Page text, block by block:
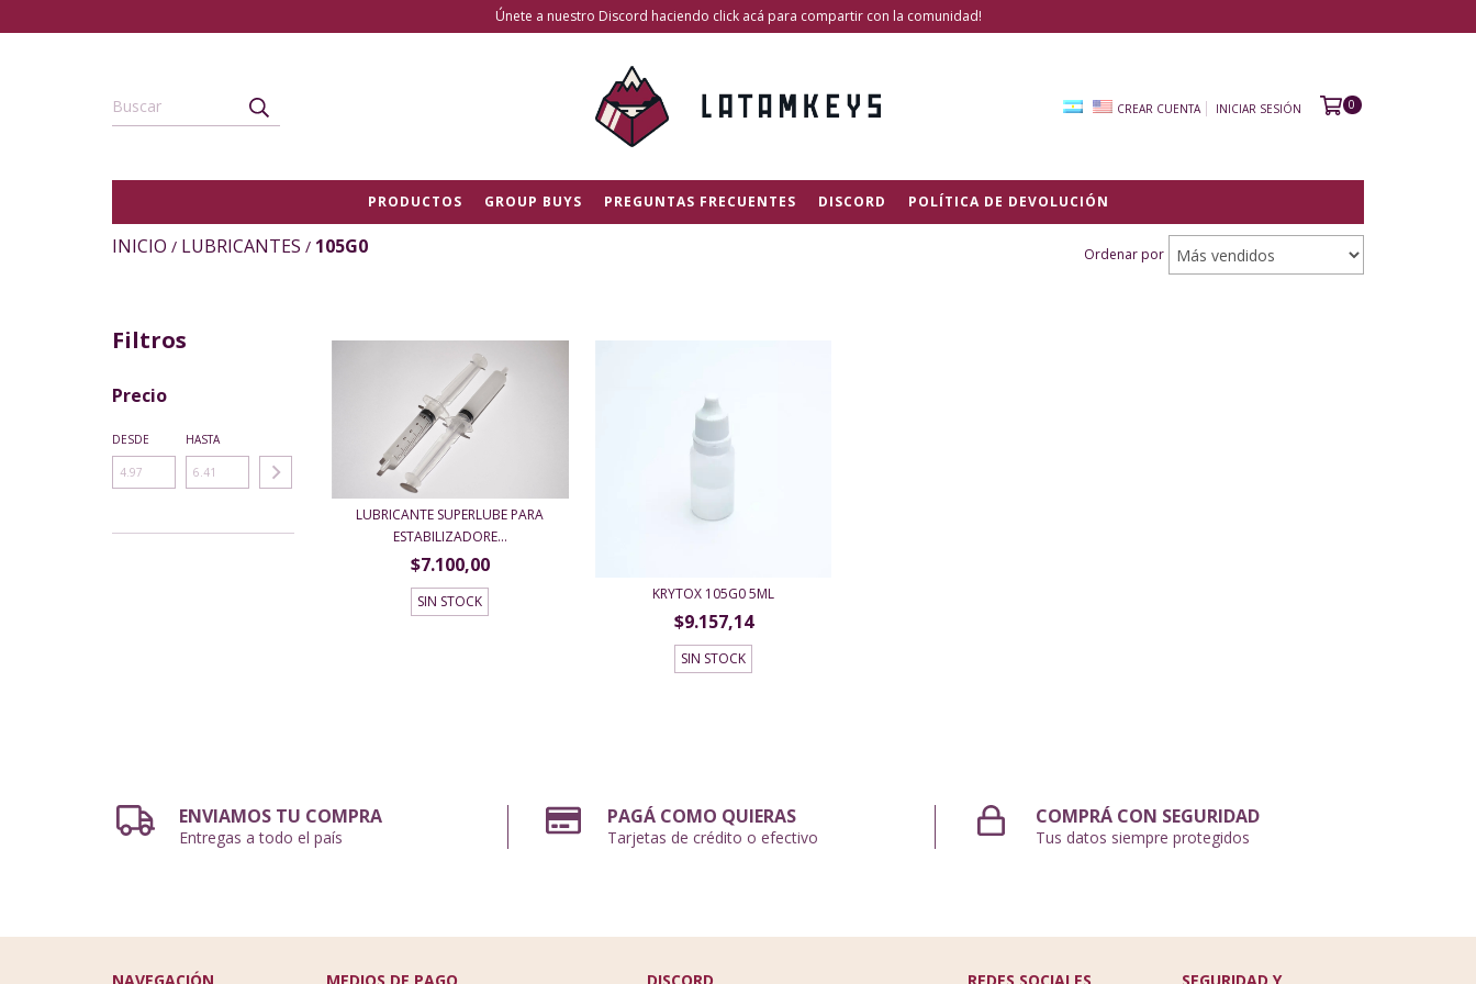
Únete a nuestro Discord haciendo click acá para compartir con la comunidad!
CREAR CUENTA INICIAR SESIÓN 0
PRODUCTOS GROUP BUYS PREGUNTAS FRECUENTES DISCORD POLÍTICA DE DEVOLUCIÓN
INICIO / LUBRICANTES / 105G0 Ordenar por
Filtros
Precio
DESDE HASTA
LUBRICANTE SUPERLUBE PARA
ESTABILIZADORE...
$7.100,00
SIN STOCK KRYTOX 105G0 5ML
$9.157,14
SIN STOCK
ENVIAMOS TU COMPRA
Entregas a todo el país
PAGÁ COMO QUIERAS
Tarjetas de crédito o efectivo
COMPRÁ CON SEGURIDAD
Tus datos siempre protegidos